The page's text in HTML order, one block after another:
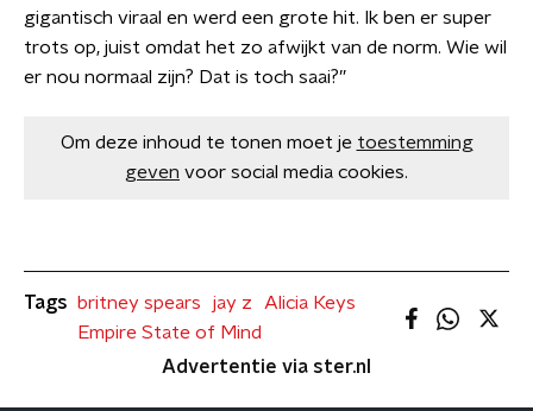
gigantisch viraal en werd een grote hit. Ik ben er super
trots op, juist omdat het zo afwijkt van de norm. Wie wil
er nou normaal zijn? Dat is toch saai?”
Om deze inhoud te tonen moet je toestemming
geven voor social media cookies.
Tags britney spears jay z
Alicia Keys
Empire State of Mind
Advertentie via ster.nl